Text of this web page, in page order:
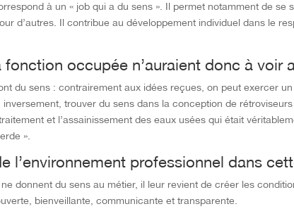
à un « job qui a du sens ». Il permet notamment de
d’autres. Il contribue au développement individuel dans le
occupée n’auraient donc à voir
du sens : contrairement aux idées reçues, on peut exercer
inversement, trouver du sens dans la conception de
et l’assainissement des eaux usées qui était
».
l’environnement professionnel dans
donnent du sens au métier, il leur revient de créer les
bienveillante, communicante et transparente.